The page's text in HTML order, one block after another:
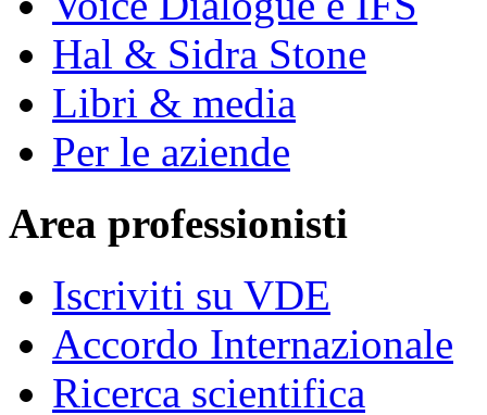
Hal & Sidra Stone
Libri & media
Per le aziende
Area professionisti
Iscriviti su VDE
Accordo Internazionale
Ricerca scientifica